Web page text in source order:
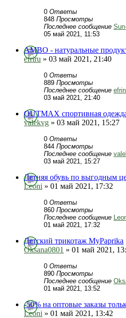
0 Ответы
848 Просмотры
Последнее сообщение
05 май 2021, 11:53
AMBO - натуральные
efriru » 03 май 2021, 21:40
0 Ответы
889 Просмотры
Последнее сообщение
03 май 2021, 21:40
OUTMAX спортивная
valekvg » 03 май 2021, 15:27
0 Ответы
844 Просмотры
Последнее сообщение
03 май 2021, 15:27
Летняя обувь по выгодным
Leoni » 01 май 2021, 17:32
0 Ответы
860 Просмотры
Последнее сообщение
01 май 2021, 17:32
Детский трикотаж MyPaprika
Oksana0801 » 01 май 2021,
0 Ответы
890 Просмотры
Последнее сообщение
01 май 2021, 13:52
-50% на оптовые заказы
Leoni » 01 май 2021, 13:42